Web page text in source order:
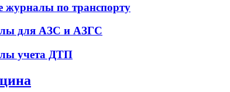
журналы по транспорту
для АЗС и АЗГС
учета ДТП